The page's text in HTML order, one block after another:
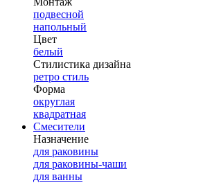
подвесной
напольный
Цвет
белый
Стилистика дизайна
ретро стиль
Форма
округлая
квадратная
Смесители
Назначение
для раковины
для раковины-чаши
для ванны